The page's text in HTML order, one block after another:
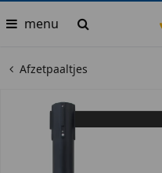
menu
Afzetpaaltjes